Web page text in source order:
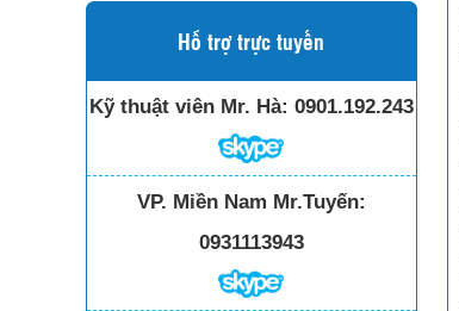
Hỗ trợ trực tuyến
Kỹ thuật viên Mr. Hà: 0901.192.243
VP. Miền Nam Mr.Tuyến:
0931113943